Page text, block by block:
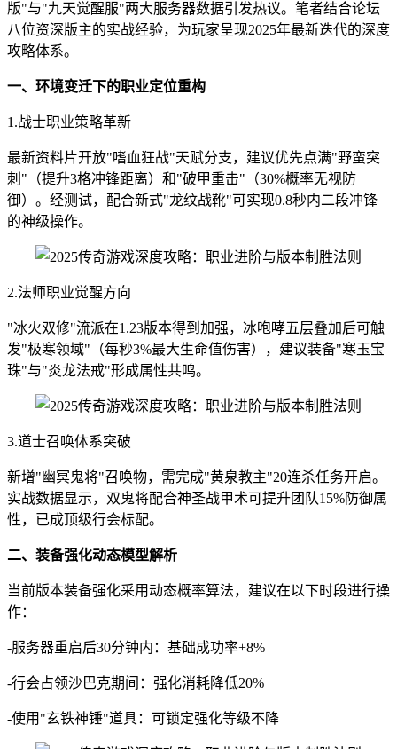
版"与"九天觉醒服"两大服务器数据引发热议。笔者结合论坛
八位资深版主的实战经验，为玩家呈现2025年最新迭代的深度
攻略体系。
一、环境变迁下的职业定位重构
1.战士职业策略革新
最新资料片开放"嗜血狂战"天赋分支，建议优先点满"野蛮突
刺"（提升3格冲锋距离）和"破甲重击"（30%概率无视防
御）。经测试，配合新式"龙纹战靴"可实现0.8秒内二段冲锋
的神级操作。
2.法师职业觉醒方向
"冰火双修"流派在1.23版本得到加强，冰咆哮五层叠加后可触
发"极寒领域"（每秒3%最大生命值伤害），建议装备"寒玉宝
珠"与"炎龙法戒"形成属性共鸣。
3.道士召唤体系突破
新增"幽冥鬼将"召唤物，需完成"黄泉教主"20连杀任务开启。
实战数据显示，双鬼将配合神圣战甲术可提升团队15%防御属
性，已成顶级行会标配。
二、装备强化动态模型解析
当前版本装备强化采用动态概率算法，建议在以下时段进行操
作：
-服务器重启后30分钟内：基础成功率+8%
-行会占领沙巴克期间：强化消耗降低20%
-使用"玄铁神锤"道具：可锁定强化等级不降